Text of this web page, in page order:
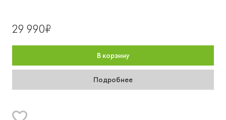
29 990₽
В корзину
Подробнее